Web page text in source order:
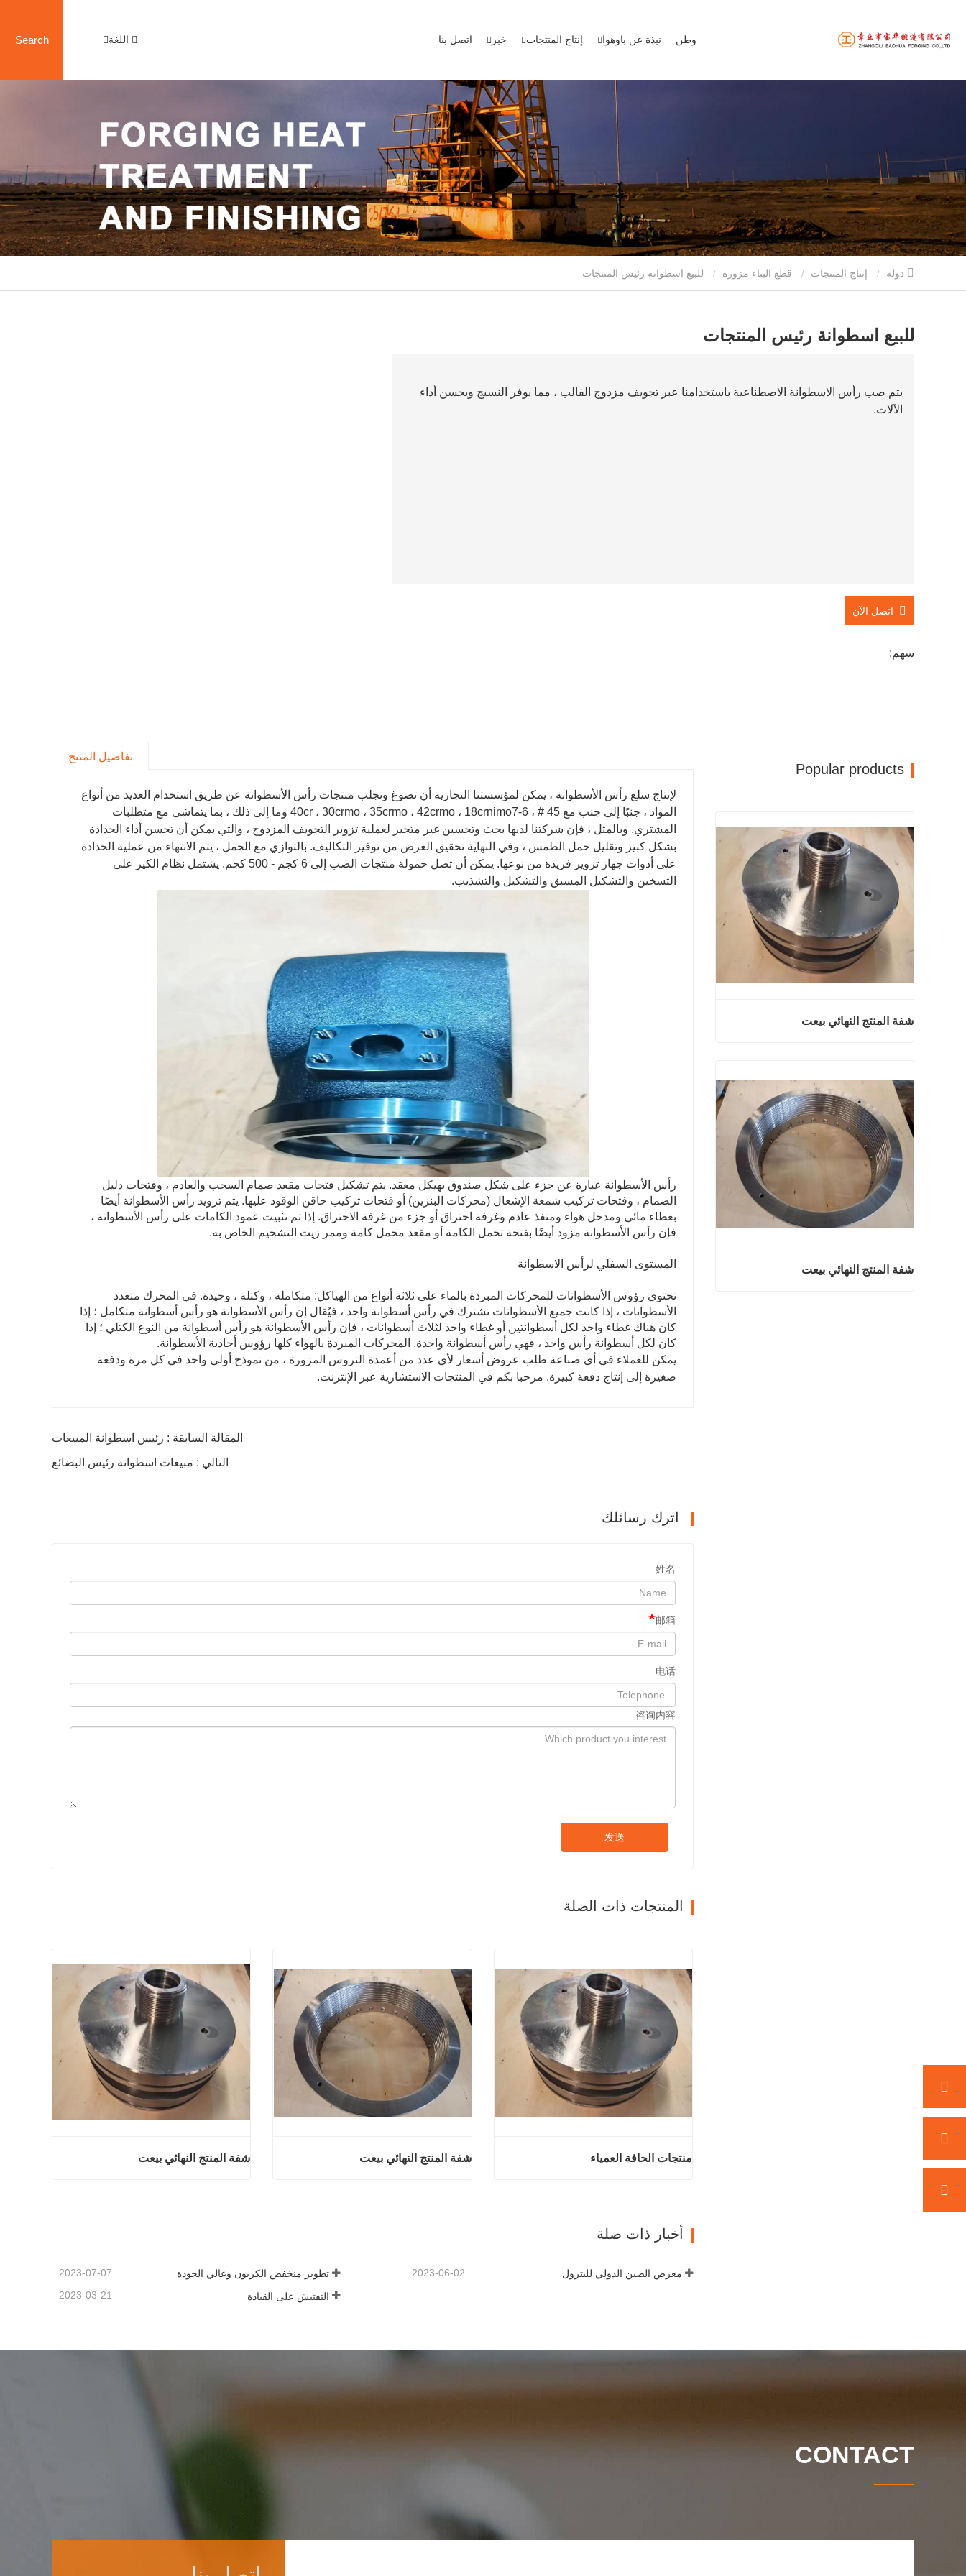
وطن نبذة عن باوهوا إنتاج المنتجات خبر اتصل بنا اللغة Search
إنتاج المنتجات قطع البناء مزورة
للبيع اسطوانة رئيس المنتجات
يتم صب رأس الاسطوانة الاصطناعية باستخدامنا عبر تجويف مزدوج القالب ، مما يوفر النسيج ويحسن أداء
الآلات.
اتصل الآن
سهم:
تفاصيل المنتج
لإنتاج سلع رأس الأسطوانة ، يمكن لمؤسستنا التجارية أن تصوغ وتجلب منتجات رأس الأسطوانة عن طريق استخدام العديد من أنواع
المواد ، جنبًا إلى جنب مع 45 # ، 40cr ، 30crmo ، 35crmo ، 42crmo ، 18crnimo7-6 وما إلى ذلك ، بما يتماشى مع متطلبات
المشتري. وبالمثل ، فإن شركتنا لديها بحث وتحسين غير متحيز لعملية تزوير التجويف المزدوج ، والتي يمكن أن تحسن أداء الحدادة
بشكل كبير وتقليل حمل الطمس ، وفي النهاية تحقيق الغرض من توفير التكاليف. بالتوازي مع الحمل ، يتم الانتهاء من عملية الحدادة
على أدوات جهاز تزوير فريدة من نوعها. يمكن أن تصل حمولة منتجات الصب إلى 6 كجم - 500 كجم. يشتمل نظام الكير على
التسخين والتشكيل المسبق والتشكيل والتشذيب.
رأس الأسطوانة عبارة عن جزء على شكل صندوق بهيكل معقد. يتم تشكيل فتحات مقعد صمام السحب والعادم ، وفتحات دليل
الصمام ، وفتحات تركيب شمعة الإشعال (محركات البنزين) أو فتحات تركيب حاقن الوقود عليها. يتم تزويد رأس الأسطوانة أيضًا
بغطاء مائي ومدخل هواء ومنفذ عادم وغرفة احتراق أو جزء من غرفة الاحتراق. إذا تم تثبيت عمود الكامات على رأس الأسطوانة ،
فإن رأس الأسطوانة مزود أيضًا بفتحة تحمل الكامة أو مقعد محمل كامة وممر زيت التشحيم الخاص به.
المستوى السفلي لرأس الاسطوانة
تحتوي رؤوس الأسطوانات للمحركات المبردة بالماء على ثلاثة أنواع من الهياكل: متكاملة ، وكتلة ، وحيدة. في المحرك متعدد
الأسطوانات ، إذا كانت جميع الأسطوانات تشترك في رأس أسطوانة واحد ، فيُقال إن رأس الأسطوانة هو رأس أسطوانة متكامل ؛ إذا
كان هناك غطاء واحد لكل أسطوانتين أو غطاء واحد لثلاث أسطوانات ، فإن رأس الأسطوانة هو رأس أسطوانة من النوع الكتلي ؛ إذا
كان لكل أسطوانة رأس واحد ، فهي رأس أسطوانة واحدة. المحركات المبردة بالهواء كلها رؤوس أحادية الأسطوانة.
يمكن للعملاء في أي صناعة طلب عروض أسعار لأي عدد من أعمدة التروس المزورة ، من نموذج أولي واحد في كل مرة ودفعة
صغيرة إلى إنتاج دفعة كبيرة. مرحبا بكم في المنتجات الاستشارية عبر الإنترنت.
المقالة السابقة : رئيس اسطوانة المبيعات
التالي : مبيعات اسطوانة رئيس البضائع
اترك رسائلك
姓名
邮箱
电话
咨询内容
发送
المنتجات ذات الصلة
شفة المنتج النهائي بيعت شفة المنتج النهائي بيعت منتجات الحافة العمياء
أخبار ذات صلة
تطوير منخفض الكربون وعالي الجودة 2023-07-07 معرض الصين الدولي للبترول 2023-06-02
التفتيش على القيادة 2023-03-21
Popular products
شفة المنتج النهائي بيعت
اتصل الآن
شفة المنتج النهائي بيعت
CONTACT